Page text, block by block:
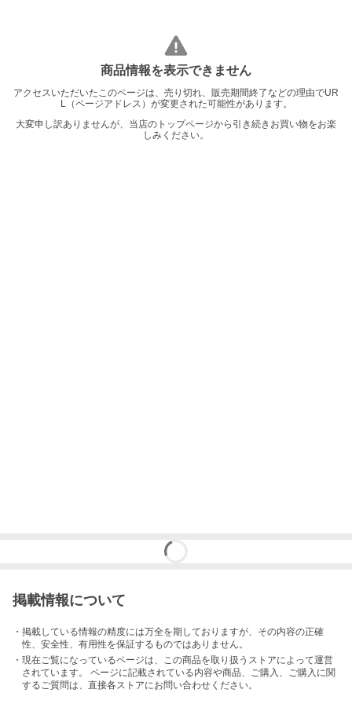
商品情報を表示できません
アクセスいただいたこのページは、売り切れ、販売期間終了などの理由でUR
L（ページアドレス）が変更された可能性があります。
大変申し訳ありませんが、当店のトップページから引き続きお買い物をお楽
しみください。
掲載情報について
・掲載している情報の精度には万全を期しておりますが、その内容の正確
性、安全性、有用性を保証するものではありません。
・現在ご覧になっているページは、この商品を取り扱うストアによって運営
されています。 ページに記載されている内容や商品、ご購入 、ご購入に関
するご質問は、直接各ストアにお問い合わせください。